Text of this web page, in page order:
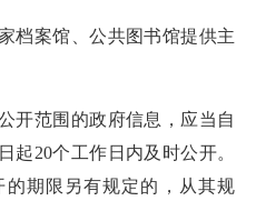
案馆、公共图书馆提供主
范围的政府信息，应当自
起20个工作日内及时公开。
期限另有规定的，从其规